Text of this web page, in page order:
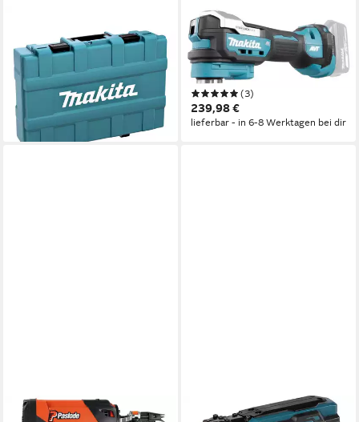
Nagler DBN 901 ZK 18 V 50 -
90 mm + Koffer - ohne Akku,
ohne Ladegerät
632,35 €
lieferbar - in 2-3 Werktagen bei dir
MAKITA
Akku-Multifunktionswerkzeug
DTM52Z, ohne Akku und
Ladegerät
(3)
239,98 €
lieferbar - in 6-8 Werktagen bei dir
MAKITA